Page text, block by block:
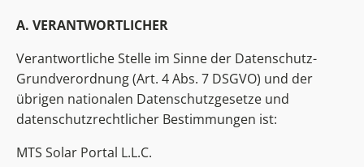
A. VERANTWORTLICHER
Verantwortliche Stelle im Sinne der Datenschutz-
Grundverordnung (Art. 4 Abs. 7 DSGVO) und der
übrigen nationalen Datenschutzgesetze und
datenschutzrechtlicher Bestimmungen ist:
MTS Solar Portal L.L.C.